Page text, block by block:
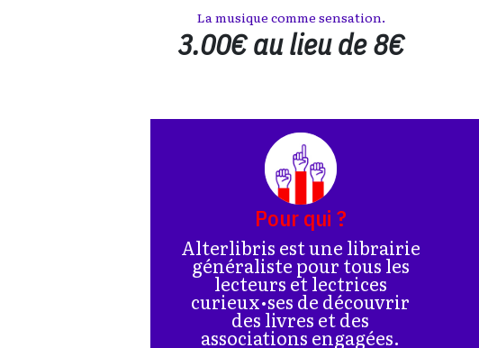
La musique comme sensation.
3.00€ au lieu de 8€
Pour qui ?
Alterlibris est une librairie
généraliste pour tous les
lecteurs et lectrices
curieux•ses de découvrir
des livres et des
associations engagées.